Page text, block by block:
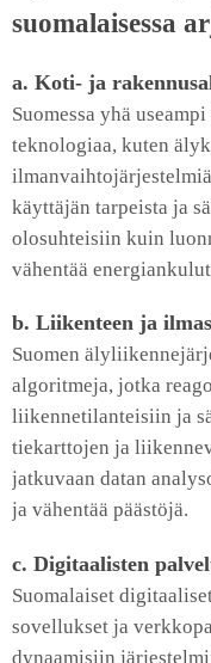
suomalaisessa
a. Koti- ja
Suomessa yhä
teknologiaa, kuten
käyttäjän tarpeista ja
olosuhteisiin kuin
vähentää
b. Liikenteen ja
Suomen
algoritmeja, jotka
liikennetilanteisiin ja
tiekarttojen ja
jatkuvaan datan
ja vähentää päästöjä.
c. Digitaalisten
Suomalaiset
sovellukset ja
dynaamisiin